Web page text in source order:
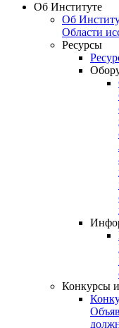
Об Институте
Об
Области
Ресурсы
Конкурсы и